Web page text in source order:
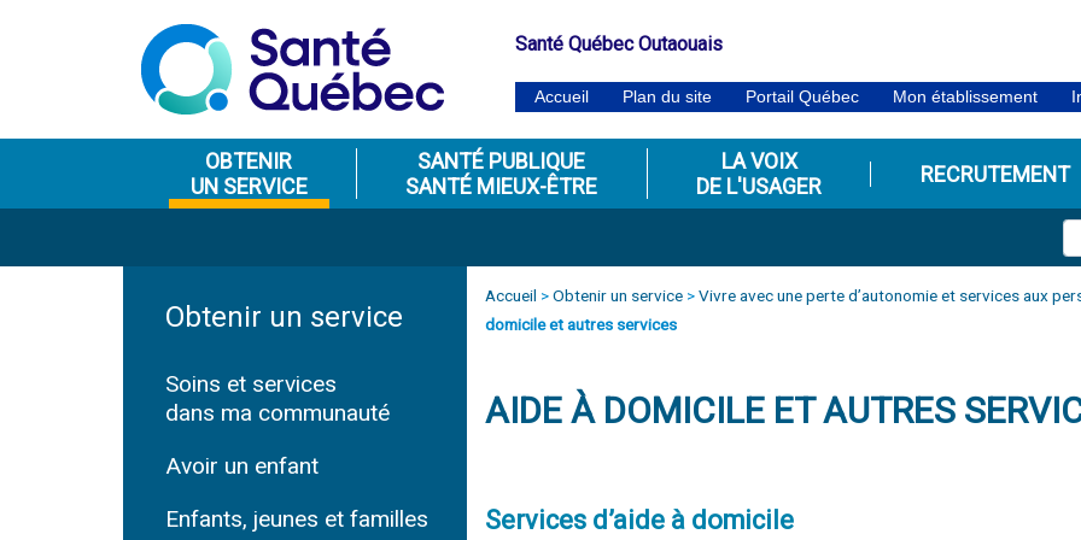
Santé Québec Outaouais
Accueil Plan du site Portail Québec Mon établissement
OBTENIR
UN SERVICE
SANTÉ PUBLIQUE
SANTÉ MIEUX-ÊTRE
LA VOIX
DE L'USAGER
RECRUTEMENT
Obtenir un service
Soins et services
dans ma communauté
Avoir un enfant
Enfants, jeunes et familles
Accueil >Obtenir un service >Vivre avec une perte d’autonomie et services aux
domicile et autres services
AIDE À DOMICILE ET AUTRES
Services d’aide à domicile